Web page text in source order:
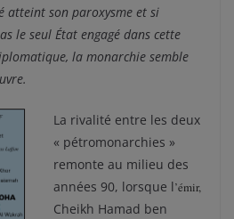
atteint son paroxysme et si
le seul État engagé dans cette
la monarchie semble
La rivalité entre les deux
« pétromonarchies »
remonte au milieu des
années 90, lorsque l’émir,
Cheikh Hamad ben